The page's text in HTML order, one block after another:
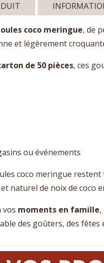
coco meringue, de
et légèrement
de 50 pièces, ces
ou événements
coco meringue
naturel de noix de coco
vos moments en famille
des goûters, des fêtes